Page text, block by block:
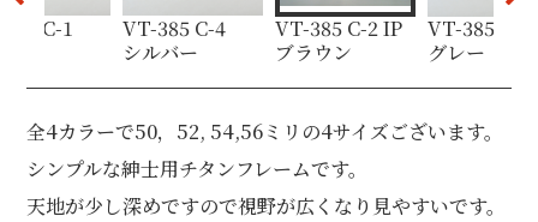
C-1
VT-385 C-4
シルバー
VT-385 C-2 IP
ブラウン
VT-385 C-3
グレー
全4カラーで50，52, 54,56ミリの4サイズございます。
シンプルな紳士用チタンフレームです。
天地が少し深めですので視野が広くなり見やすいです。